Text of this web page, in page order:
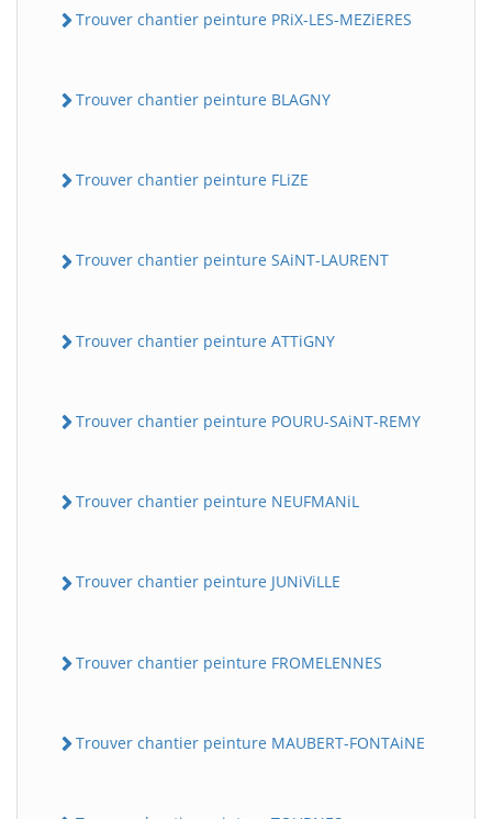
Trouver chantier peinture PRiX-LES-MEZiERES
Trouver chantier peinture BLAGNY
Trouver chantier peinture FLiZE
Trouver chantier peinture SAiNT-LAURENT
Trouver chantier peinture ATTiGNY
Trouver chantier peinture POURU-SAiNT-REMY
Trouver chantier peinture NEUFMANiL
Trouver chantier peinture JUNiViLLE
Trouver chantier peinture FROMELENNES
Trouver chantier peinture MAUBERT-FONTAiNE